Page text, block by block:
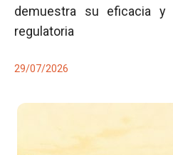
demuestra su eficacia y
regulatoria
29/07/2026